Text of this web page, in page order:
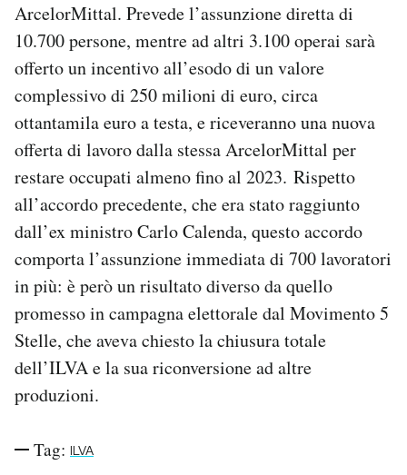
ArcelorMittal. Prevede l’assunzione diretta di
10.700 persone, mentre ad altri 3.100 operai sarà
offerto un incentivo all’esodo di un valore
complessivo di 250 milioni di euro, circa
ottantamila euro a testa, e riceveranno una nuova
offerta di lavoro dalla stessa ArcelorMittal per
restare occupati almeno fino al 2023. Rispetto
all’accordo precedente, che era stato raggiunto
dall’ex ministro Carlo Calenda, questo accordo
comporta l’assunzione immediata di 700 lavoratori
in più: è però un risultato diverso da quello
promesso in campagna elettorale dal Movimento 5
Stelle, che aveva chiesto la chiusura totale
dell’ILVA e la sua riconversione ad altre
produzioni.
Tag: ILVA